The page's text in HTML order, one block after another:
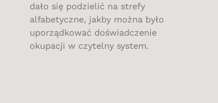
dało się podzielić na strefy
alfabetyczne, jakby można było
uporządkować doświadczenie
okupacji w czytelny system.